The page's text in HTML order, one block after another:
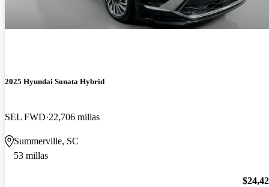
2025 Hyundai Sonata Hybrid
SEL FWD 22,706 millas
Summerville, SC
53 millas